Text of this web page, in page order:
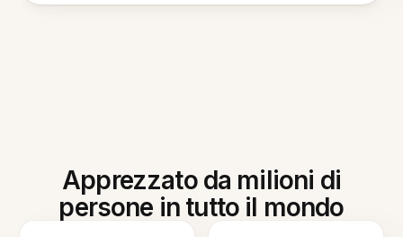
Apprezzato da milioni di
persone in tutto il mondo